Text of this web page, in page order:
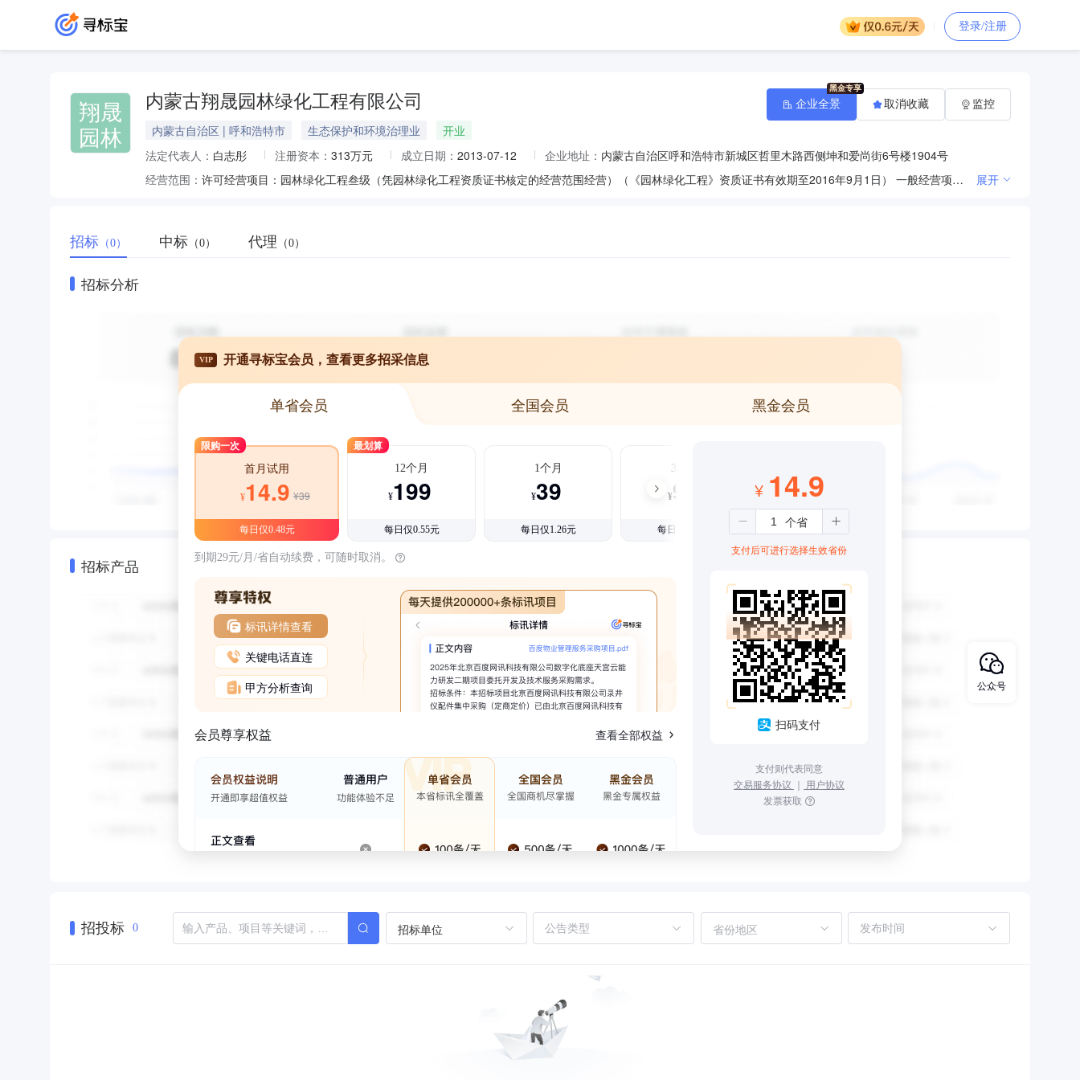
登录/注册
翔晟
园林
内蒙古翔晟园林绿化工程有限公司
内蒙古自治区 | 呼和浩特市 生态保护和环境治理业
开业
法定代表人： 白志彤 注册资本： 313万元 成立日期： 2013-07-12 企业地址： 内蒙古自治区呼和浩特市新城区哲里木路西侧坤和爱尚街6号楼1904号
经营范围：
许可经营项目：园林绿化工程叁级（凭园林绿化工程资质证书核定的经营范围经营）（《园林绿化工程》资质证书有效期至2016年9月1日） 一般经营项目：无 展开
企业全景 取消收藏 监控
招标 （0） 中标 （0） 代理 （0）
招标分析
招标产品
VIP 开通寻标宝会员，查看更多招采信息
单省会员 全国会员 黑金会员
限购一次
首月试用
¥14.9 ¥39
每日仅0.48元
最划算
12个月
¥199
每日仅0.55元
1个月
¥39
每日仅1.26元
3个月
¥99
每日仅1.08元
到期29元/月/省自动续费，可随时取消。
标讯详情查看
关键电话直连
甲方分析查询
会员尊享权益 查看全部权益
¥ 14.9
支付后可进行选择生效省份
扫码支付
支付则代表同意
交易服务协议 ｜ 用户协议
发票获取
招投标 0 招标单位 省份地区
公众号